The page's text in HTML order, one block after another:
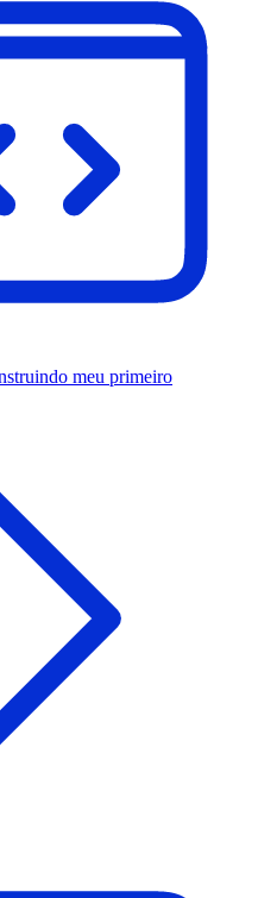
meu primeiro